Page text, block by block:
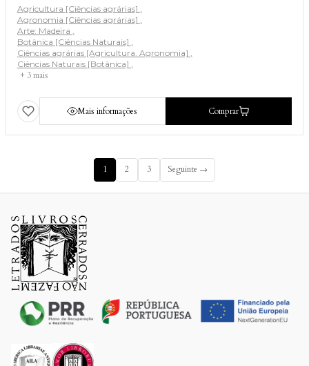
Agricultura [Ciências agrárias]
Agronomia [Ciências agrárias]
Arte: Madeira
Botânica [Ciências Naturais]
Ciências agrárias [Agricultura. Agronomia]
Ciências Naturais [Botânica]
+ 3 mais
Mais informações Comprar
1 2 3 Seguinte →